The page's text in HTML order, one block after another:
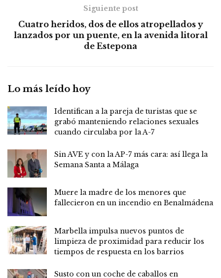
Siguiente post
Cuatro heridos, dos de ellos atropellados y
lanzados por un puente, en la avenida litoral
de Estepona
Lo más leído hoy
Identifican a la pareja de turistas que se
grabó manteniendo relaciones sexuales
cuando circulaba por la A-7
Sin AVE y con la AP-7 más cara: así llega la
Semana Santa a Málaga
Muere la madre de los menores que
fallecieron en un incendio en Benalmádena
Marbella impulsa nuevos puntos de
limpieza de proximidad para reducir los
tiempos de respuesta en los barrios
Susto con un coche de caballos en